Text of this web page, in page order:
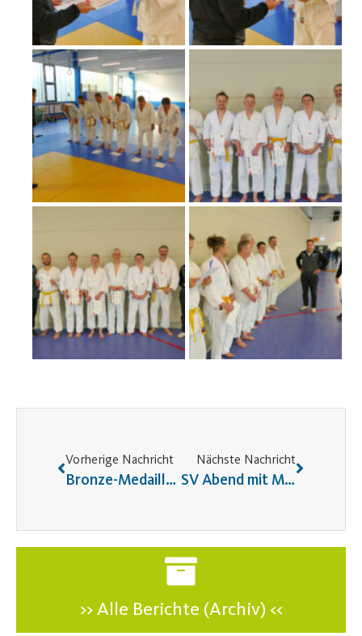
Vorherige Nachricht
Bronze-Medaille in Thailand für Jonas und Johannes!
Nächste Nachricht
SV Abend mit Monika und Thomas am 08.12.2025
>> Alle Berichte (Archiv) <<